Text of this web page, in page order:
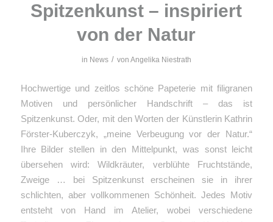
Spitzenkunst – inspiriert
von der Natur
in News / von Angelika Niestrath
Hochwertige und zeitlos schöne Papeterie mit filigranen
Motiven und persönlicher Handschrift – das ist
Spitzenkunst. Oder, mit den Worten der Künstlerin Kathrin
Förster-Kuberczyk, „meine Verbeugung vor der Natur.“
Ihre Bilder stellen in den Mittelpunkt, was sonst leicht
übersehen wird: Wildkräuter, verblühte Fruchtstände,
Zweige … bei Spitzenkunst erscheinen sie in ihrer
schlichten, aber vollkommenen Schönheit.Jedes Motiv
entsteht von Hand im Atelier, wobei verschiedene